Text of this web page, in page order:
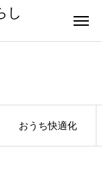
し
おうち快適化